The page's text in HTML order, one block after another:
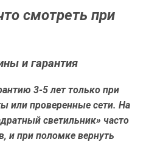
смотреть при
и гарантия
3-5 лет только при
или проверенные сети. На
светильник» часто
и при поломке вернуть